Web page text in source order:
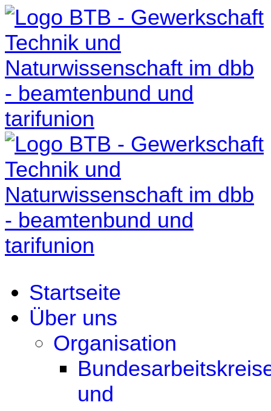
Startseite
Über uns
Organisation
und